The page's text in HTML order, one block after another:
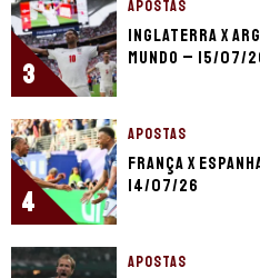
3
APOSTAS
Inglaterra x
Mundo – 15/07/
4
APOSTAS
França x
14/07/26
APOSTAS